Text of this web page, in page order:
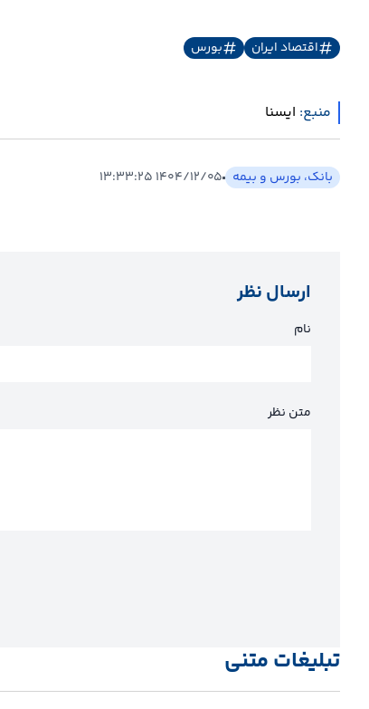
اقتصاد ایران بورس
منبع: ايسنا
بانک، بورس و بیمه ۱۴۰۴/۱۲/۰۵ ۱۳:۳۳:۲۵
ارسال نظر
نام
متن نظر
تبلیغات متنی